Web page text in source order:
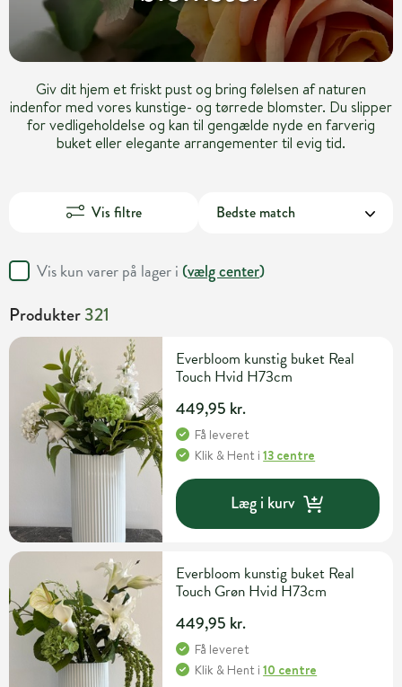
Giv dit hjem et friskt pust og bring følelsen af naturen
indenfor med vores kunstige- og tørrede blomster. Du slipper
for vedligeholdelse og kan til gengælde nyde en farverig
buket eller elegante arrangementer til evig tid.
Vis filtre
Vis kun varer på lager i (vælg center)
Produkter321
Everbloom kunstig buket Real
Touch Hvid H73cm
449,95 kr.
Få leveret
Klik & Hent i13 centre
Læg i kurv
Everbloom kunstig buket Real
Touch Grøn Hvid H73cm
449,95 kr.
Få leveret
Klik & Hent i10 centre